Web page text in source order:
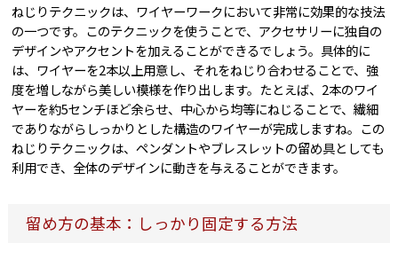
ねじりテクニックは、ワイヤーワークにおいて非常に効果的な技法
の一つです。このテクニックを使うことで、アクセサリーに独自の
デザインやアクセントを加えることができるでしょう。具体的に
は、ワイヤーを2本以上用意し、それをねじり合わせることで、強
度を増しながら美しい模様を作り出します。たとえば、2本のワイ
ヤーを約5センチほど余らせ、中心から均等にねじることで、繊細
でありながらしっかりとした構造のワイヤーが完成しますね。この
ねじりテクニックは、ペンダントやブレスレットの留め具としても
利用でき、全体のデザインに動きを与えることができます。
留め方の基本：しっかり固定する方法